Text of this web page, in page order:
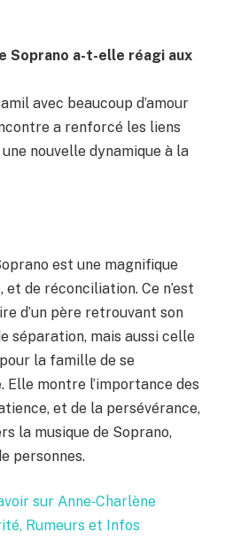
Soprano a-t-elle réagi aux
avec beaucoup d’amour
a renforcé les liens
nouvelle dynamique à la
est une magnifique
et de réconciliation. Ce n’est
d’un père retrouvant son
séparation, mais aussi celle
la famille de se
montre l’importance des
et de la persévérance,
la musique de Soprano,
personnes.
sur Anne‑Charlène
Rumeurs et Infos